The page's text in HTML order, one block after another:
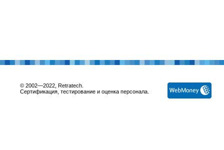
© 2002—2022, Retratech.
Сертификация, тестирование и оценка персонала.